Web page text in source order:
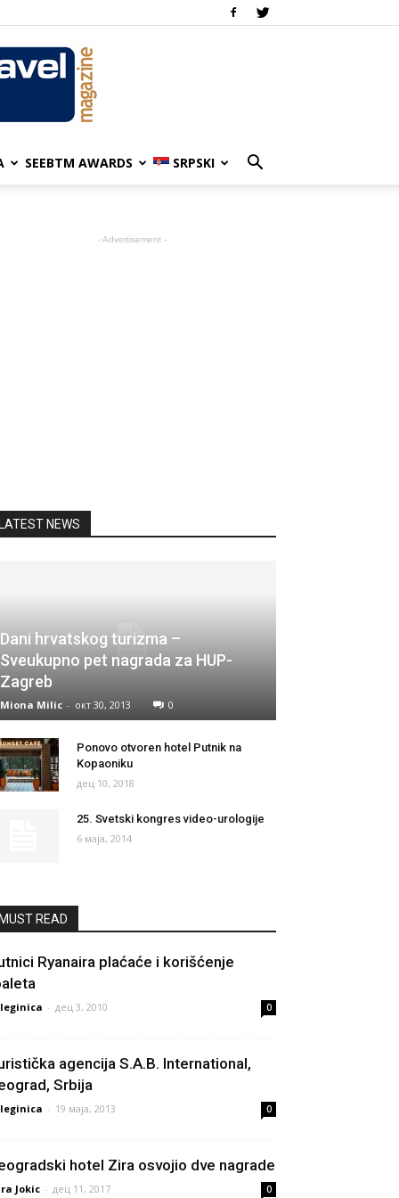
SEEBTM AWARDS SRPSKI
- Advertisement -
LATEST NEWS
Dani hrvatskog turizma –
Sveukupno pet nagrada za HUP-
Zagreb
Miona Milic - окт 30, 2013 0
Ponovo otvoren hotel Putnik na
Kopaoniku
дец 10, 2018
25. Svetski kongres video-urologije
6 маја, 2014
MUST READ
Ryanaira plaćaće i korišćenje
- дец 3, 2010 0
agencija S.A.B. International,
Srbija
- 19 маја, 2013 0
hotel Zira osvojio dve nagrade
Jokic - дец 11, 2017 0